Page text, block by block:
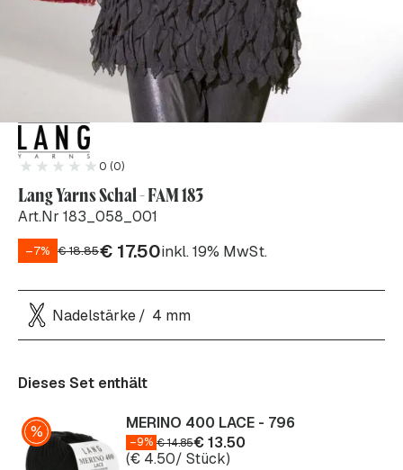
0 (0)
Lang Yarns Schal - FAM 183
Art.Nr 183_058_001
–7% €18.85€ 17.50inkl. 19% MwSt.
Nadelstärke 4 mm
Dieses Set enthält
MERINO 400 LACE - 796
–9% €14.85€13.50
(€ 4.50/ Stück)